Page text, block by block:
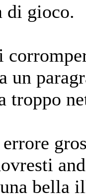
di gioco.
un
troppo
errore
bella